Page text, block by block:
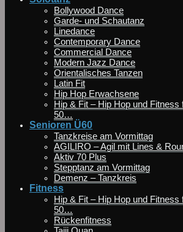
Bollywood Dance
Garde- und Schautanz
Linedance
Contemporary Dance
Commercial Dance
Modern Jazz Dance
Orientalisches Tanzen
Latin Fit
Hip Hop Erwachsene
Hip & Fit – Hip Hop und Fitness
50…
Senioren Ü60
Tanzkreise am Vormittag
AGILIRO – Agil mit Lines &
Aktiv 70 Plus
Stepptanz am Vormittag
Demenz – Tanzkreis
Fitness
Hip & Fit – Hip Hop und Fitness
50…
Rückenfitness